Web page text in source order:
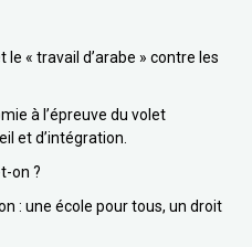
« travail d’arabe » contre les
à l’épreuve du volet
et d’intégration.
on ?
: une école pour tous, un droit